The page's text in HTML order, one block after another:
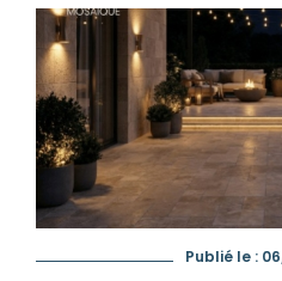
Publié le :